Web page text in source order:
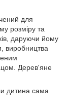
для
розміру та
даруючи йому
виробництва
Дерев'яне
дитина сама